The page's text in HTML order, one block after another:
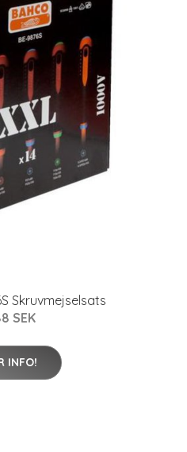
Skruvmejselsats
SEK
INFO!